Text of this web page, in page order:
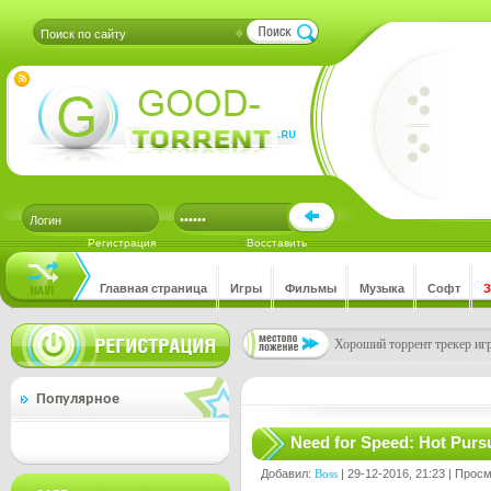
Регистрация Восставить
Главная страница Игры Фильмы Музыка Софт
Хороший торрент трекер
Популярное
Need for Speed: Hot
Добавил: Boss | 29-12-2016, 21:23 |